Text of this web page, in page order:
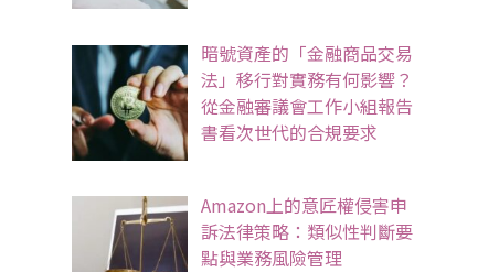
暗號資產的「金融商品交易
法」移行對實務有何影響？
從金融審議會工作小組報告
書看次世代的合規要求
Amazon上的意匠權侵害申
訴法律策略：類似性判斷要
點與業務風險管理